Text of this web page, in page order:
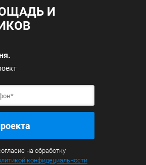
И
на обработку
конфидециальности